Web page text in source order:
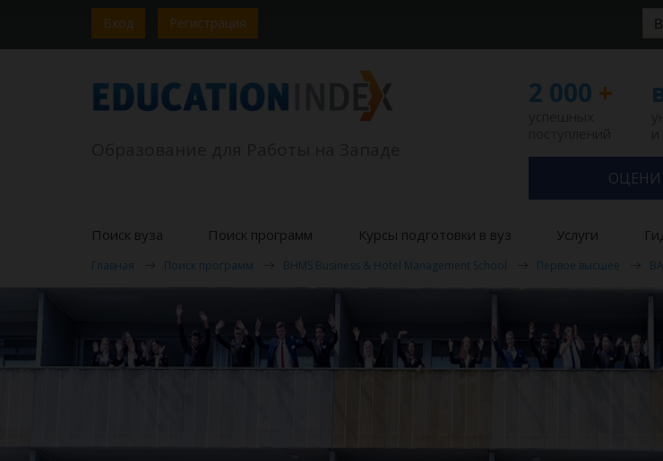
Вход Регистрация
2 000 +
Поиск вуза Поиск программ Курсы подготовки в вуз Услуги
Главная Поиск программ BHMS Business & Hotel Management School Первое высшее BA